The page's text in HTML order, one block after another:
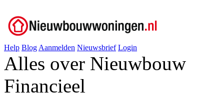
Help Blog Aanmelden Nieuwsbrief Login
Alles over Nieuwbouw
Financieel